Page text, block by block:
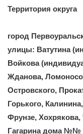
Территория округа
город
улицы: Ватутина
Войкова
Жданова,
Островского,
Горького,
Фрунзе,
Гагарина дома №№